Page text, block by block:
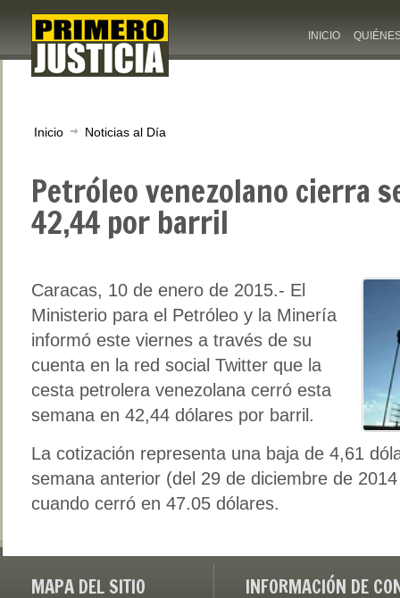
INICIO
Inicio Noticias al Día
Petróleo venezolano cierra
42,44 por barril
Caracas, 10 de enero de 2015.- El
Ministerio para el Petróleo y la Minería
informó este viernes a través de su
cuenta en la red social Twitter que la
cesta petrolera venezolana cerró esta
semana en 42,44 dólares por barril.
La cotización representa una baja de 4,61
semana anterior (del 29 de diciembre de
cuando cerró en 47.05 dólares.
MAPA DEL SITIO INFORMACIÓN DE